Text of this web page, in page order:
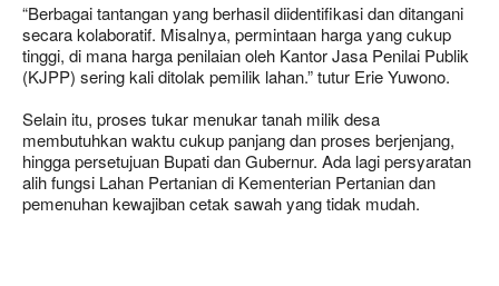
“Berbagai tantangan yang berhasil diidentifikasi dan ditangani
secara kolaboratif. Misalnya, permintaan harga yang cukup
tinggi, di mana harga penilaian oleh Kantor Jasa Penilai Publik
(KJPP) sering kali ditolak pemilik lahan.” tutur Erie Yuwono.
Selain itu, proses tukar menukar tanah milik desa
membutuhkan waktu cukup panjang dan proses berjenjang,
hingga persetujuan Bupati dan Gubernur. Ada lagi persyaratan
alih fungsi Lahan Pertanian di Kementerian Pertanian dan
pemenuhan kewajiban cetak sawah yang tidak mudah.